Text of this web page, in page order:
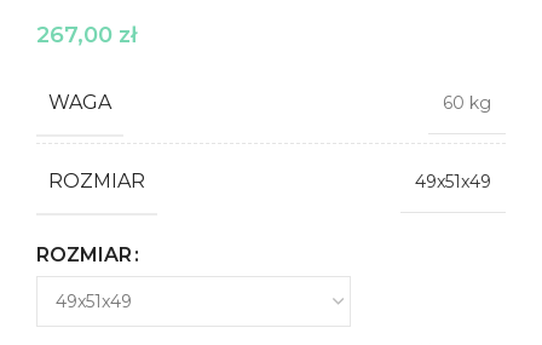
267,00 zł
WAGA 60 kg
ROZMIAR 49x51x49
ROZMIAR